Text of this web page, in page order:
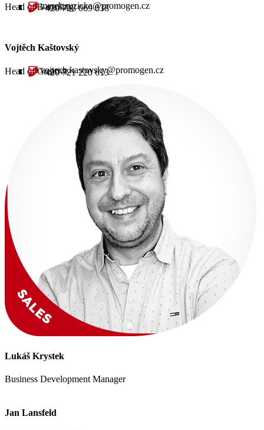
Head of E-mailingmarek.ruzicka@promogen.cz
+420 723 069 038
Vojtěch Kaštovský
Head of Creativevojtech.kastovsky@promogen.cz
+420 721 220 613
Lukáš Krystek
Business Development Manager
Jan Lansfeld